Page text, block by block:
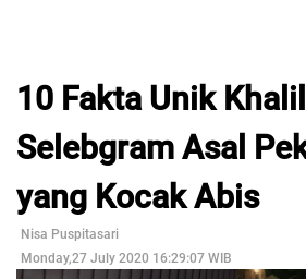
10 Fakta Unik
Selebgram Asal
yang Kocak Abis
Nisa Puspitasari
Monday,27 July 2020 16:29:07 WIB